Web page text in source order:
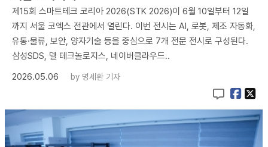
제15회 스마트테크 코리아 2026(STK 2026)이 6월 10일부터 12일
까지 서울 코엑스 전관에서 열린다. 이번 전시는 AI, 로봇, 제조 자동화,
유통·물류, 보안, 양자기술 등을 중심으로 7개 전문 전시로 구성된다.
삼성SDS, 델 테크놀로지스, 네이버클라우드..
2026.05.06
by 명세환 기자